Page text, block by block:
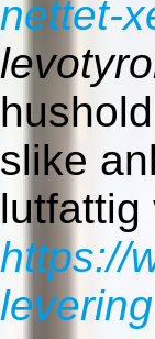
nettet-
slike
lutfattig
https://
levering